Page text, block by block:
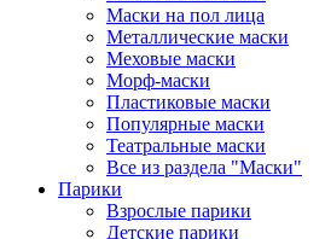
Маски на пол лица
Металлические маски
Меховые маски
Морф-маски
Пластиковые маски
Популярные маски
Театральные маски
Все из раздела "Маски"
Парики
Взрослые парики
Детские парики